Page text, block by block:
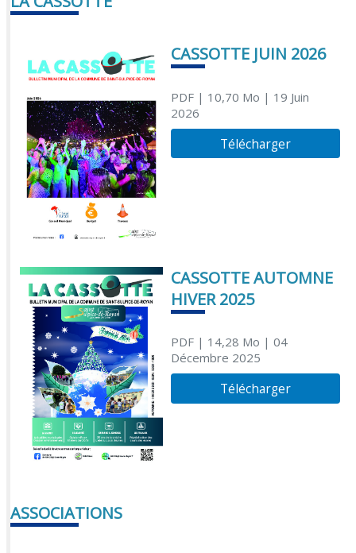
CASSOTTE JUIN 2026
PDF| 10,70 Mo | 19 Juin
2026
Télécharger
CASSOTTE AUTOMNE
HIVER 2025
PDF| 14,28 Mo | 04
Décembre 2025
Télécharger
ASSOCIATIONS